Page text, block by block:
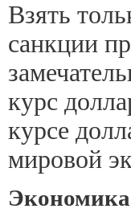
Взять
санкции
курс
курсе
мировой
Экономика